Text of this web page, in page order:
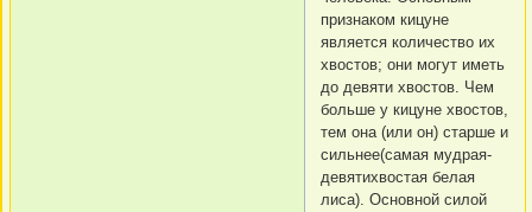
признаком кицуне
является количество их
хвостов; они могут иметь
до девяти хвостов. Чем
больше у кицуне хвостов,
тем она (или он) старше и
сильнее(самая мудрая-
девятихвостая белая
лиса). Основной силой